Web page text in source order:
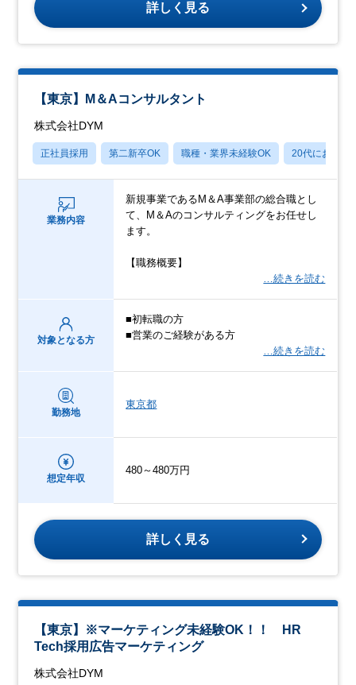
詳しく見る
【東京】M＆Aコンサルタント
株式会社DYM
正社員採用 第二新卒OK 職種・業界未経験OK 20代におすす
業務内容
新規事業であるM＆A事業部の総合職とし
て、M＆Aのコンサルティングをお任せし
ます。
【職務概要】
…続きを読む
対象となる方
■初転職の方
■営業のご経験がある方
…続きを読む
勤務地
東京都
想定年収
480～480万円
詳しく見る
【東京】※マーケティング未経験OK！！ HR
Tech採用広告マーケティング
株式会社DYM